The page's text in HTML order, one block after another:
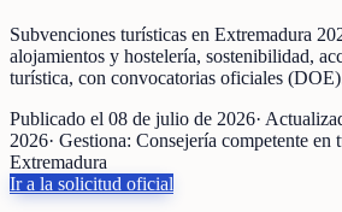
Subvenciones turísticas en Extremadura
alojamientos y hostelería, sostenibilidad,
turística, con convocatorias oficiales
Publicado el 08 de julio de 2026·
2026· Gestiona: Consejería competente
Extremadura
Ir a la solicitud oficial